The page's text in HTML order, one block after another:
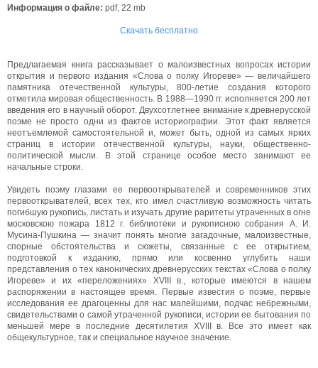
Информация о файле: pdf, 22 mb
Скачать бесплатно
Предлагаемая книга рассказывает о малоизвестных вопросах истории
открытия и первого издания «Слова о полку Игореве» — величайшего
памятника отечественной культуры, 800-летие создания которого
отметила мировая общественность. В 1988—1990 гг. исполняется 200 лет
введения его в научный оборот. Двухсотлетнее внимание к древнерусской
поэме не просто одни из фактов историографии. Этот факт является
неотъемлемой самостоятельной и, может быть, одной из самых ярких
страниц в истории отечественной культуры, науки, общественно-
политической мысли. В этой странице особое место занимают ее
начальные строки.
Увидеть поэму глазами ее первооткрывателей и современников этих
первооткрывателей, всех тех, кто имел счастливую возможность читать
погибшую рукопись, листать и изучать другие раритеты утраченных в огне
московскою пожара 1812 г. библиотеки и рукописною собрания А. И.
Мусина-Пушкина — значит понять многие загадочные, малоизвестные,
спорные обстоятельства и сюжеты, связанные с ее открытием,
подготовкой к изданию, прямо или косвенно углубить наши
представления о тех канонических древнерусских текстах «Слова о полку
Игореве» и их «переложениях» XVIII в., которые имеются в нашем
распоряжении в настоящее время. Первые известия о поэме, первые
исследования ее драгоценны для нас малейшими, подчас небрежными,
свидетельствами о самой утраченной рукописи, истории ее бытования по
меньшей мере в последние десятилетия XVIII в. Все это имеет как
общекультурное, так и специальное научное значение.